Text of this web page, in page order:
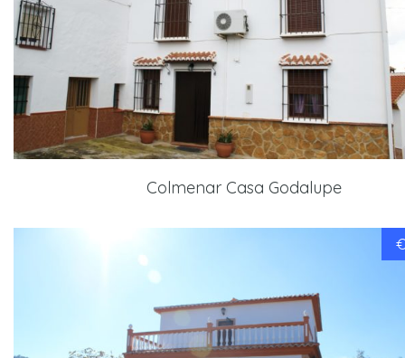
Colmenar Casa Godalupe